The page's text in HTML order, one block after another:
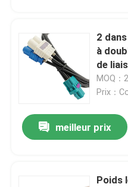
2
à
de
pour
MOQ：
Prix：
meilleur prix
Poids